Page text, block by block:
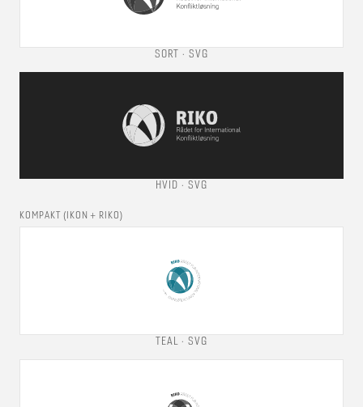
SORT · SVG
HVID · SVG
KOMPAKT (IKON + RIKO)
TEAL · SVG